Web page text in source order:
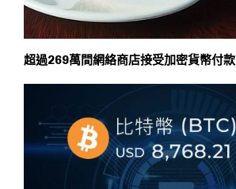
超過269萬間網絡商店接受加密貨幣付款